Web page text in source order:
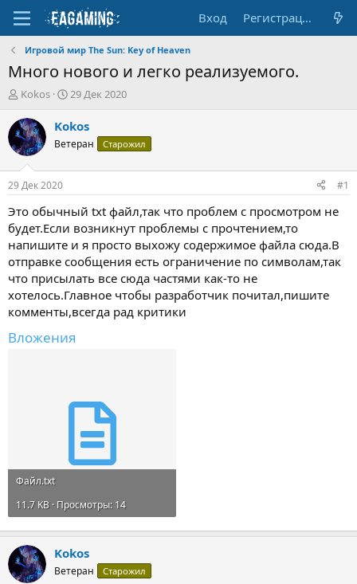
Вход Регистрация
Игровой мир The Sun: Key of Heaven
Много нового и легко реализуемого.
А
т
о
р
т
е
м
ы
Kokos
Д
т
н
а
л
29 Дек 2020
Kokos
Ветеран Старожил
29 Дек 2020 #1
Это обычный txt файл,так что проблем с просмотром не
будет.Если возникнут проблемы с прочтением,то
напишите и я просто выхожу содержимое файла сюда.В
отправке сообщения есть ограничение по символам,так
что присылать все сюда частями как-то не
хотелось.Главное чтобы разработчик почитал,пишите
комменты,всегда рад критики
Вложения
Файл.txt
11.7 KB · Просмотры: 14
Kokos
Ветеран Старожил